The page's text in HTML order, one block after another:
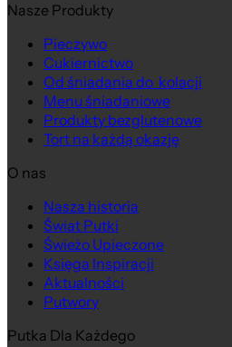
Nasze Produkty
Pieczywo
Cukiernictwo
Od śniadania do kolacji
Menu śniadaniowe
Produkty bezglutenowe
Tort na każdą okazję
O nas
Nasza historia
Świat Putki
Świeżo Upieczone
Księga Inspiracji
Aktualności
Putwory
Putka Dla Każdego